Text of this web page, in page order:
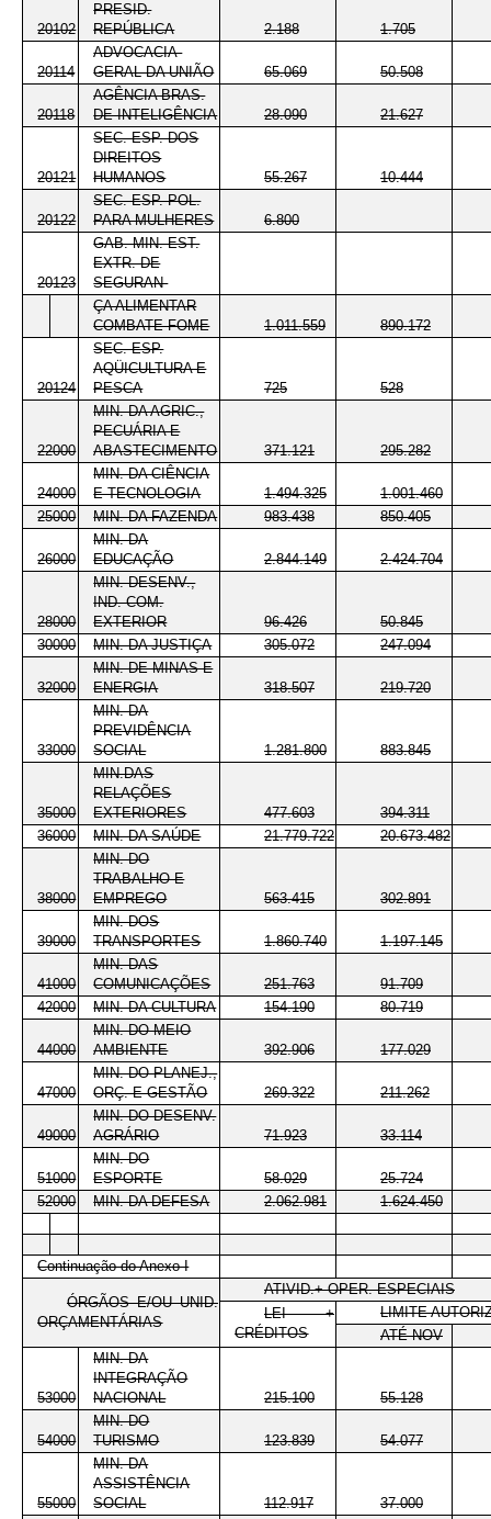
20102
PRESID.
REPÚBLICA
2.188 1.705
20114
ADVOCACIA-
GERAL DA UNIÃO
65.069 50.508
20118
AGÊNCIA BRAS.
DE INTELIGÊNCIA
28.090 21.627
20121
SEC. ESP. DOS
DIREITOS
HUMANOS
55.267 10.444
20122
SEC. ESP. POL.
PARA MULHERES
6.800
20123
GAB. MIN. EST.
EXTR. DE
SEGURAN-
ÇA ALIMENTAR
COMBATE FOME
1.011.559 890.172
20124
SEC. ESP.
AQÜICULTURA E
PESCA
725 528
22000
MIN. DA AGRIC.,
PECUÁRIA E
ABASTECIMENTO
371.121 295.282
24000
MIN. DA CIÊNCIA
E TECNOLOGIA
1.494.325
1.001.460
25000
MIN. DA FAZENDA 983.438 850.405
26000
MIN. DA
EDUCAÇÃO
2.844.149 2.424.704
28000
MIN. DESENV.,
IND. COM.
EXTERIOR
96.426
50.845
30000
MIN. DA JUSTIÇA 305.072 247.094
32000
MIN. DE MINAS E
ENERGIA
318.507 219.720
33000
MIN. DA
PREVIDÊNCIA
SOCIAL
1.281.800 883.845
35000
MIN.DAS
RELAÇÕES
EXTERIORES
477.603
394.311
36000
MIN. DA SAÚDE 21.779.722 20.673.482
38000
MIN. DO
TRABALHO E
EMPREGO
563.415 302.891
39000
MIN. DOS
TRANSPORTES
1.860.740 1.197.145
41000
MIN. DAS
COMUNICAÇÕES
251.763
91.709
42000
MIN. DA CULTURA 154.190 80.719
44000
MIN. DO MEIO
AMBIENTE
392.906 177.029
47000
MIN. DO PLANEJ.,
ORÇ. E GESTÃO
269.322 211.262
49000
MIN. DO DESENV.
AGRÁRIO
71.923 33.114
51000
MIN. DO
ESPORTE
58.029
25.724
52000
MIN. DA DEFESA 2.062.981 1.624.450
Continuação do Anexo I
ÓRGÃOS E/OU UNID.
ORÇAMENTÁRIAS
ATIVID.+ OPER. ESPECIAIS
LEI +
CRÉDITOS
LIMITE
ATÉ NOV
53000
MIN. DA
INTEGRAÇÃO
NACIONAL
215.100 55.128
54000
MIN. DO
TURISMO
123.839 54.077
55000
MIN. DA
ASSISTÊNCIA
SOCIAL
112.917
37.000